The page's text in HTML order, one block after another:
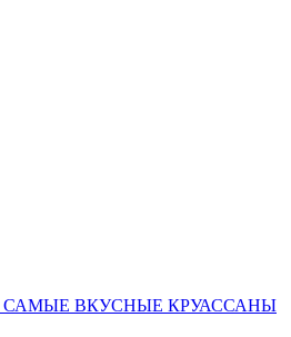
САМЫЕ ВКУСНЫЕ КРУАССАНЫ